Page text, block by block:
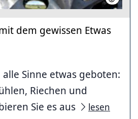
dem gewissen Etwas
Sinne etwas geboten:
Riechen und
Sie es aus
lesen